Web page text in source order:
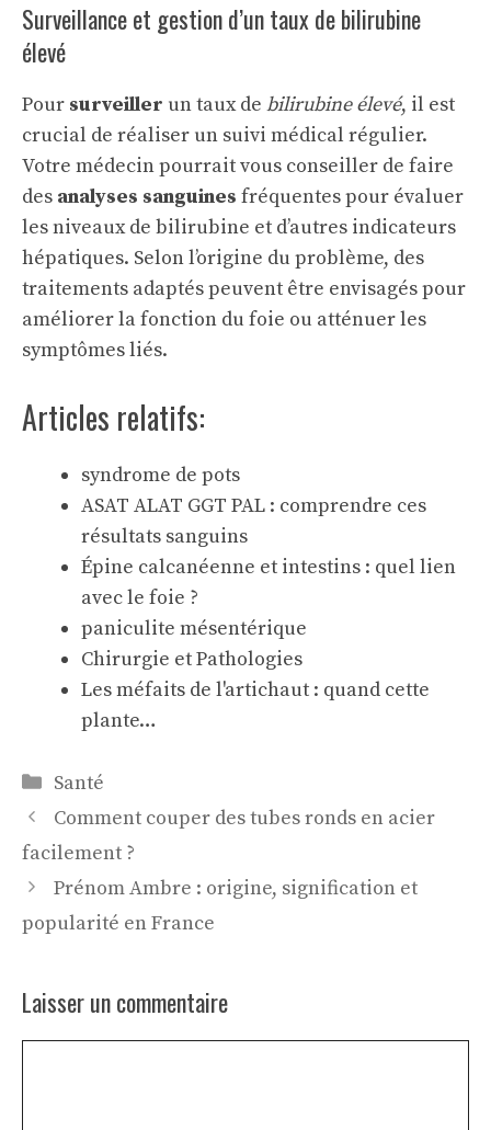
Surveillance et gestion d’un taux de bilirubine
élevé
Pour surveiller un taux de bilirubine élevé, il est
crucial de réaliser un suivi médical régulier.
Votre médecin pourrait vous conseiller de faire
des analyses sanguines fréquentes pour évaluer
les niveaux de bilirubine et d’autres indicateurs
hépatiques. Selon l’origine du problème, des
traitements adaptés peuvent être envisagés pour
améliorer la fonction du foie ou atténuer les
symptômes liés.
Articles relatifs:
syndrome de pots
ASAT ALAT GGT PAL : comprendre ces
résultats sanguins
Épine calcanéenne et intestins : quel lien
avec le foie ?
paniculite mésentérique
Chirurgie et Pathologies
Les méfaits de l'artichaut : quand cette
plante…
Catégories
Santé
Comment couper des tubes ronds en acier
facilement ?
Prénom Ambre : origine, signification et
popularité en France
Laisser un commentaire